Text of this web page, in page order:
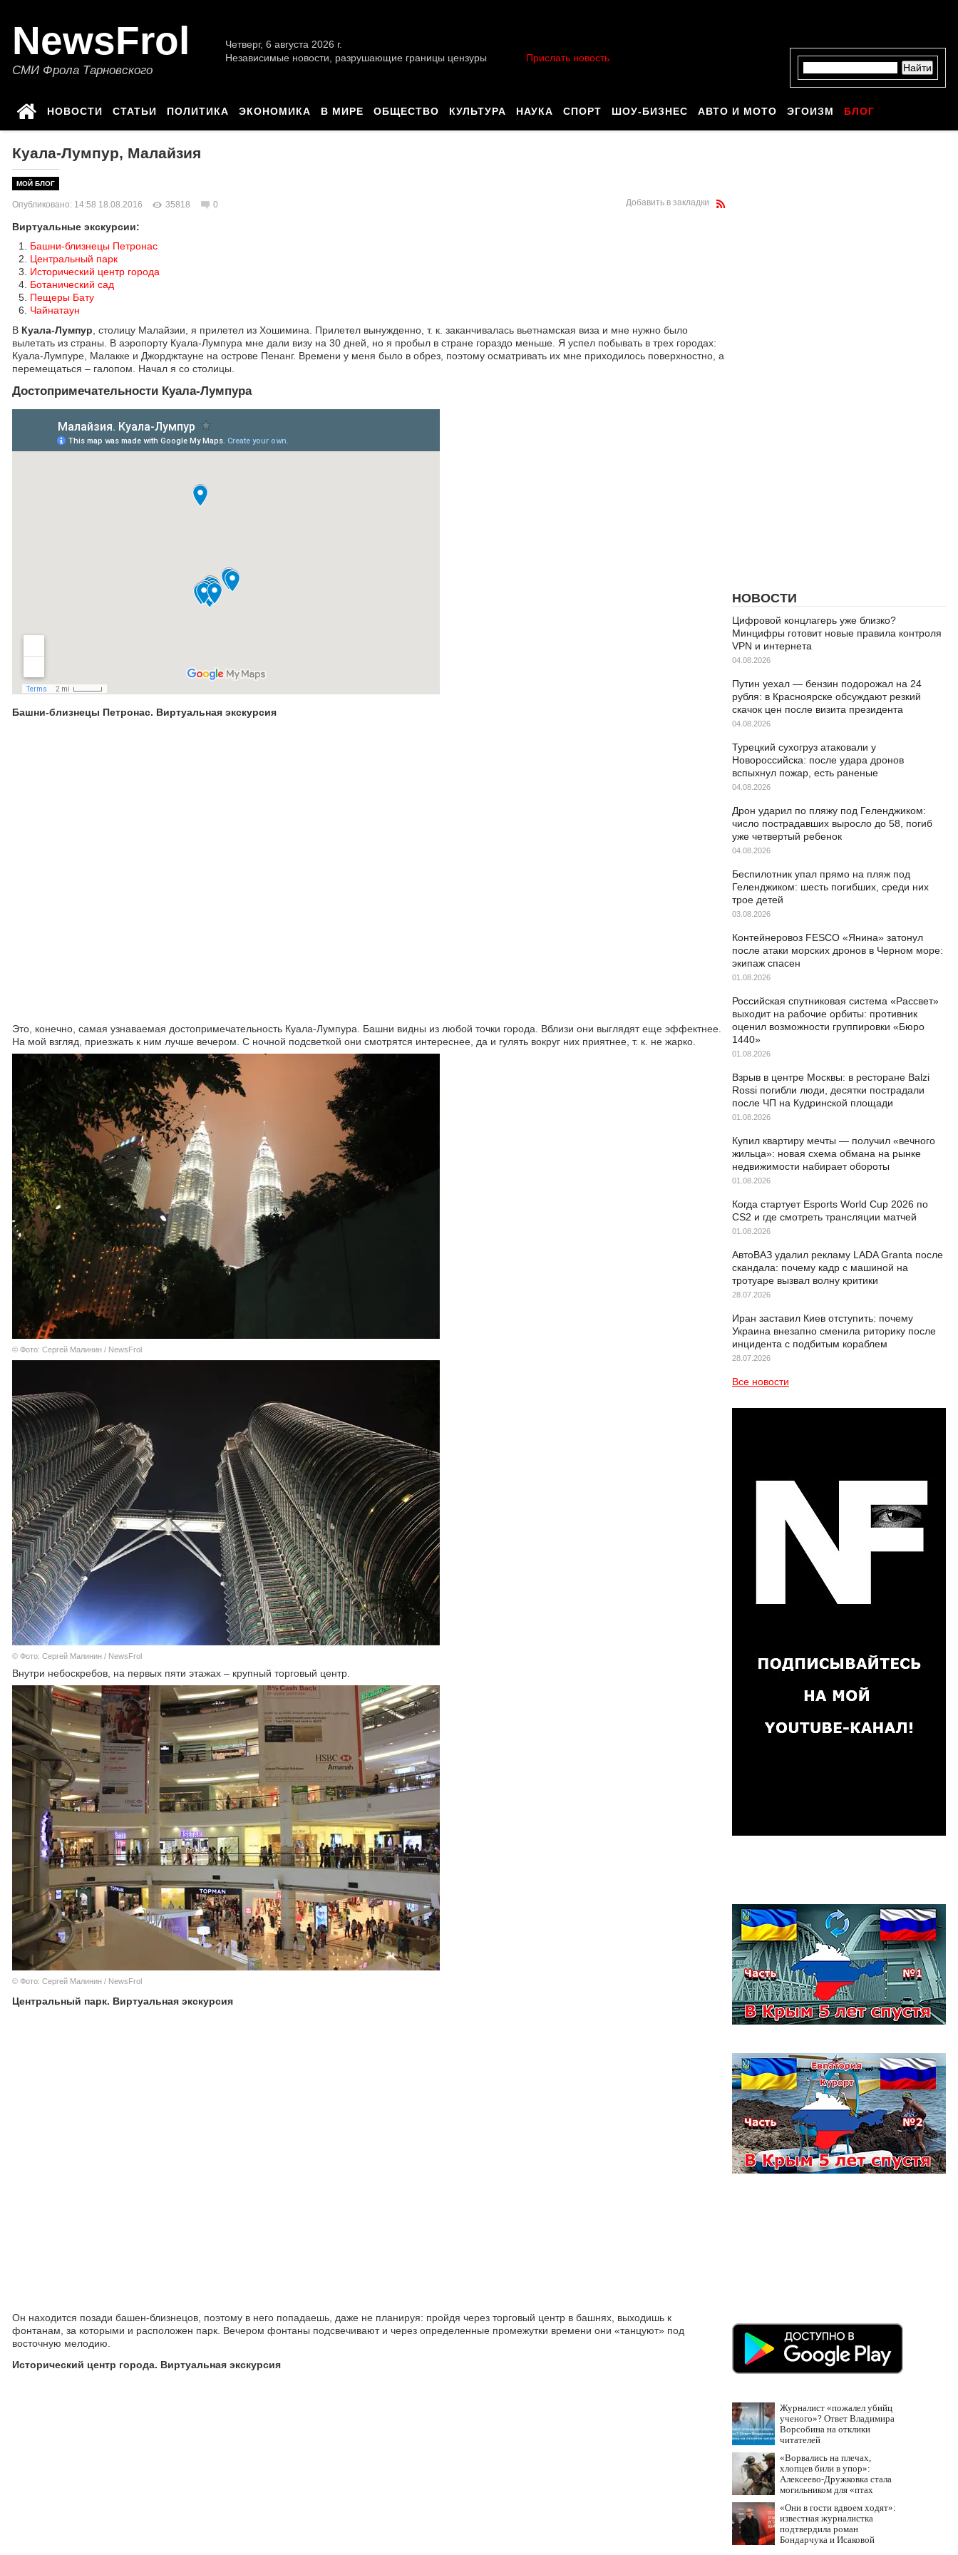
NewsFrol
СМИ Фрола Тарновского
Четверг, 6 августа 2026 г.
Независимые новости, разрушающие границы цензуры
Прислать новость
НОВОСТИ СТАТЬИ ПОЛИТИКА ЭКОНОМИКА В МИРЕ ОБЩЕСТВО КУЛЬТУРА НАУКА СПОРТ ШОУ-БИЗНЕС АВТО И МОТО ЭГОИЗМ БЛОГ
Куала-Лумпур, Малайзия
МОЙ БЛОГ
Опубликовано: 14:58 18.08.2016 35818 0 Добавить в закладки
Виртуальные экскурсии:
Башни-близнецы Петронас
Центральный парк
Исторический центр города
Ботанический сад
Пещеры Бату
Чайнатаун
В Куала-Лумпур , столицу Малайзии, я прилетел из Хошимина. Прилетел вынужденно, т. к. заканчивалась вьетнамская виза и мне нужно было
вылетать из страны. В аэропорту Куала-Лумпура мне дали визу на 30 дней, но я пробыл в стране гораздо меньше. Я успел побывать в трех городах:
Куала-Лумпуре, Малакке и Джорджтауне на острове Пенанг. Времени у меня было в обрез, поэтому осматривать их мне приходилось поверхностно, а
перемещаться – галопом. Начал я со столицы.
Достопримечательности Куала-Лумпура
Башни-близнецы Петронас. Виртуальная экскурсия
Это, конечно, самая узнаваемая достопримечательность Куала-Лумпура. Башни видны из любой точки города. Вблизи они выглядят еще эффектнее.
На мой взгляд, приезжать к ним лучше вечером. С ночной подсветкой они смотрятся интереснее, да и гулять вокруг них приятнее, т. к. не жарко.
© Фото: Сергей Малинин / NewsFrol
© Фото: Сергей Малинин / NewsFrol
Внутри небоскребов, на первых пяти этажах – крупный торговый центр.
© Фото: Сергей Малинин / NewsFrol
Центральный парк. Виртуальная экскурсия
Он находится позади башен-близнецов, поэтому в него попадаешь, даже не планируя: пройдя через торговый центр в башнях, выходишь к
фонтанам, за которыми и расположен парк. Вечером фонтаны подсвечивают и через определенные промежутки времени они «танцуют» под
восточную мелодию.
Исторический центр города. Виртуальная экскурсия
НОВОСТИ
Цифровой концлагерь уже близко?
Минцифры готовит новые правила контроля
VPN и интернета
04.08.2026
Путин уехал — бензин подорожал на 24
рубля: в Красноярске обсуждают резкий
скачок цен после визита президента
04.08.2026
Турецкий сухогруз атаковали у
Новороссийска: после удара дронов
вспыхнул пожар, есть раненые
04.08.2026
Дрон ударил по пляжу под Геленджиком:
число пострадавших выросло до 58, погиб
уже четвертый ребенок
04.08.2026
Беспилотник упал прямо на пляж под
Геленджиком: шесть погибших, среди них
трое детей
03.08.2026
Контейнеровоз FESCO «Янина» затонул
после атаки морских дронов в Черном море:
экипаж спасен
01.08.2026
Российская спутниковая система «Рассвет»
выходит на рабочие орбиты: противник
оценил возможности группировки «Бюро
1440»
01.08.2026
Взрыв в центре Москвы: в ресторане Balzi
Rossi погибли люди, десятки пострадали
после ЧП на Кудринской площади
01.08.2026
Купил квартиру мечты — получил «вечного
жильца»: новая схема обмана на рынке
недвижимости набирает обороты
01.08.2026
Когда стартует Esports World Cup 2026 по
CS2 и где смотреть трансляции матчей
01.08.2026
АвтоВАЗ удалил рекламу LADA Granta после
скандала: почему кадр с машиной на
тротуаре вызвал волну критики
28.07.2026
Иран заставил Киев отступить: почему
Украина внезапно сменила риторику после
инцидента с подбитым кораблем
28.07.2026
Все новости
Журналист «пожалел убийц
ученого»? Ответ Владимира
Ворсобина на отклики
читателей
«Ворвались на плечах,
хлопцев били в упор»:
Алексеево-Дружковка стала
могильником для «птах
«Они в гости вдвоем ходят»:
известная журналистка
подтвердила роман
Бондарчука и Исаковой